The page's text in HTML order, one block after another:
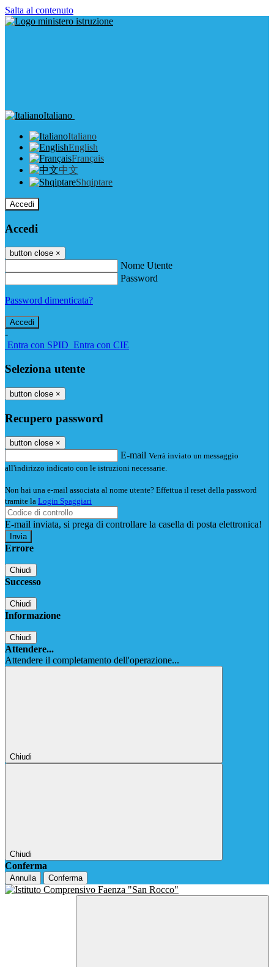
Salta al contenuto
Italiano
Italiano
English
Français
中文
Shqiptare
Accedi
Accedi
button close ×
Nome Utente
Password
Password dimenticata?
-
Entra con SPID Entra con CIE
Seleziona utente
button close ×
Recupero password
button close ×
E-mail Verrà inviato un messaggio
all'indirizzo indicato con le istruzioni necessarie.
Non hai una e-mail associata al nome utente? Effettua il reset della password
tramite la Login Spaggiari
E-mail inviata, si prega di controllare la casella di posta elettronica!
Errore
Chiudi
Successo
Chiudi
Informazione
Chiudi
Attendere...
Attendere il completamento dell'operazione...
Chiudi
Chiudi
Conferma
Annulla Conferma